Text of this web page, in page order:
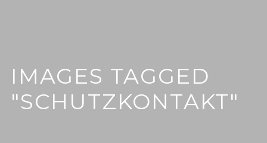
IMAGES TAGGED
"SCHUTZKONTAKT"